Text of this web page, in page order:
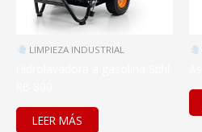
LIMPIEZA INDUSTRIAL
LEER MÁS